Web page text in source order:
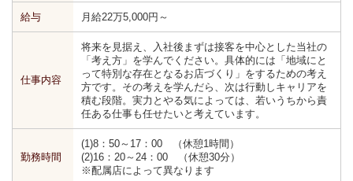
給与 月給22万5,000円～
仕事内容
将来を見据え、入社後まずは接客を中心とした当社の
「考え方」を学んでください。具体的には「地域にと
って特別な存在となるお店づくり」をするための考え
方です。その考えを学んだら、次は行動しキャリアを
積む段階。実力とやる気によっては、若いうちから責
任ある仕事も任せたいと考えています。
勤務時間
(1)8：50～17：00 （休憩1時間）
(2)16：20～24：00 （休憩30分）
※配属店によって異なります